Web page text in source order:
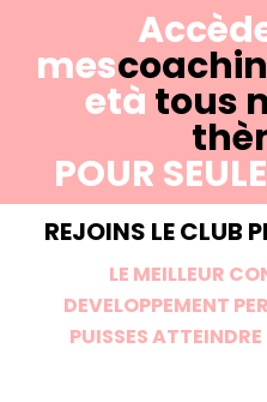
mes
età tous
POUR
REJOINS LE CLUB
LE MEILLEUR
DEVELOPPEMENT
PUISSES